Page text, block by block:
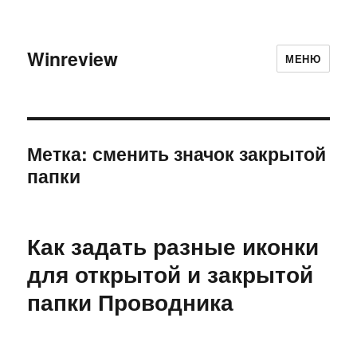
Winreview МЕНЮ
Метка: сменить значок закрытой
папки
Как задать разные иконки
для открытой и закрытой
папки Проводника